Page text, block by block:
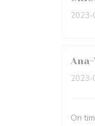
2023-
2023-
On